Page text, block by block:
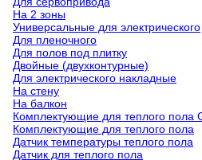
На 2 зоны
Универсальные для электрического
Для пленочного
Для полов под плитку
Двойные (двухконтурные)
Для электрического накладные
На стену
На балкон
Комплектующие для теплого пола
Комплектующие для теплого пола
Датчик температуры теплого пола
Датчик для теплого пола